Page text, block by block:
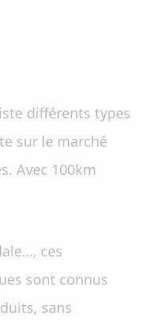
différents types
sur le marché
Avec 100km
ces
sont connus
sans